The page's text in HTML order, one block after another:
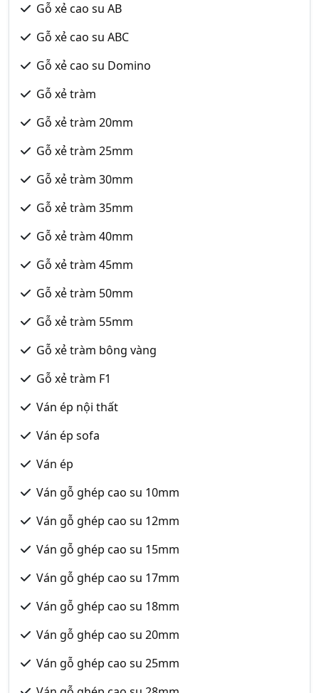
Gỗ xẻ cao su AB
Gỗ xẻ cao su ABC
Gỗ xẻ cao su Domino
Gỗ xẻ tràm
Gỗ xẻ tràm 20mm
Gỗ xẻ tràm 25mm
Gỗ xẻ tràm 30mm
Gỗ xẻ tràm 35mm
Gỗ xẻ tràm 40mm
Gỗ xẻ tràm 45mm
Gỗ xẻ tràm 50mm
Gỗ xẻ tràm 55mm
Gỗ xẻ tràm bông vàng
Gỗ xẻ tràm F1
Ván ép nội thất
Ván ép sofa
Ván ép
Ván gỗ ghép cao su 10mm
Ván gỗ ghép cao su 12mm
Ván gỗ ghép cao su 15mm
Ván gỗ ghép cao su 17mm
Ván gỗ ghép cao su 18mm
Ván gỗ ghép cao su 20mm
Ván gỗ ghép cao su 25mm